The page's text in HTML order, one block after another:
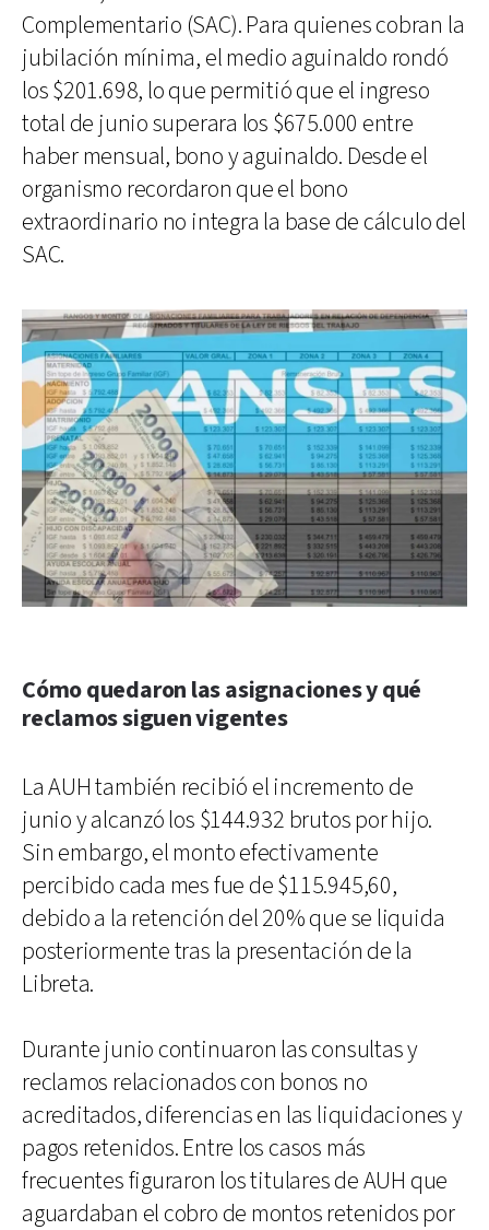
Complementario (SAC). Para quienes cobran la
jubilación mínima, el medio aguinaldo rondó
los $201.698, lo que permitió que el ingreso
total de junio superara los $675.000 entre
haber mensual, bono y aguinaldo. Desde el
organismo recordaron que el bono
extraordinario no integra la base de cálculo del
SAC.
Cómo quedaron las asignaciones y qué
reclamos siguen vigentes
La AUH también recibió el incremento de
junio y alcanzó los $144.932 brutos por hijo.
Sin embargo, el monto efectivamente
percibido cada mes fue de $115.945,60,
debido a la retención del 20% que se liquida
posteriormente tras la presentación de la
Libreta.
Durante junio continuaron las consultas y
reclamos relacionados con bonos no
acreditados, diferencias en las liquidaciones y
pagos retenidos. Entre los casos más
frecuentes figuraron los titulares de AUH que
aguardaban el cobro de montos retenidos por